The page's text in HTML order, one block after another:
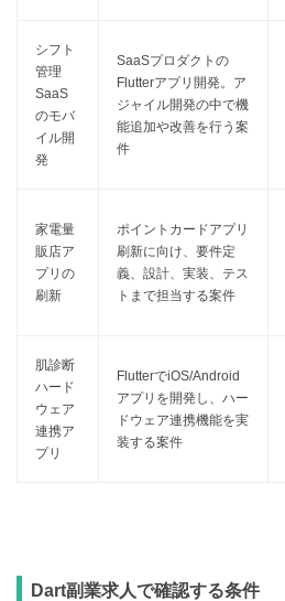
シフト
管理
SaaS
のモバ
イル開
発
SaaSプロダクトの
Flutterアプリ開発。ア
ジャイル開発の中で機
能追加や改善を行う案
件
家電量
販店ア
プリの
刷新
ポイントカードアプリ
刷新に向け、要件定
義、設計、実装、テス
トまで担当する案件
肌診断
ハード
ウェア
連携ア
プリ
FlutterでiOS/Android
アプリを開発し、ハー
ドウェア連携機能を実
装する案件
Dart副業求人で確認する条件